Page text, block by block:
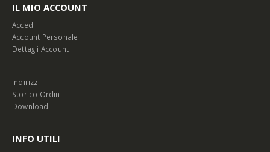
IL MIO ACCOUNT
Accedi
Account Personale
Dettagli Account
Indirizzi
Storico Ordini
Download
INFO UTILI